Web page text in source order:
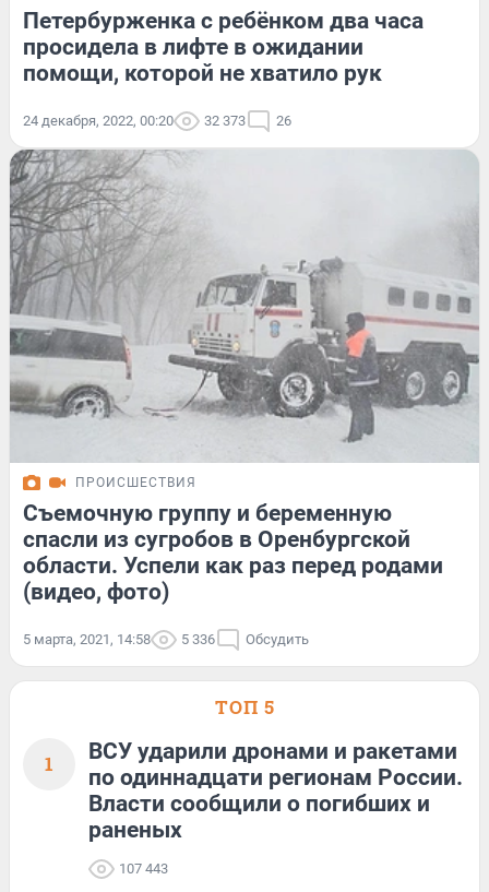
Петербурженка с ребёнком два часа
просидела в лифте в ожидании
помощи, которой не хватило рук
24 декабря, 2022, 00:20 32 373 26
ПРОИСШЕСТВИЯ
Съемочную группу и беременную
спасли из сугробов в Оренбургской
области. Успели как раз перед родами
(видео, фото)
5 марта, 2021, 14:58 5 336 Обсудить
ТОП 5
1
ВСУ ударили дронами и ракетами
по одиннадцати регионам России.
Власти сообщили о погибших и
раненых
107 443